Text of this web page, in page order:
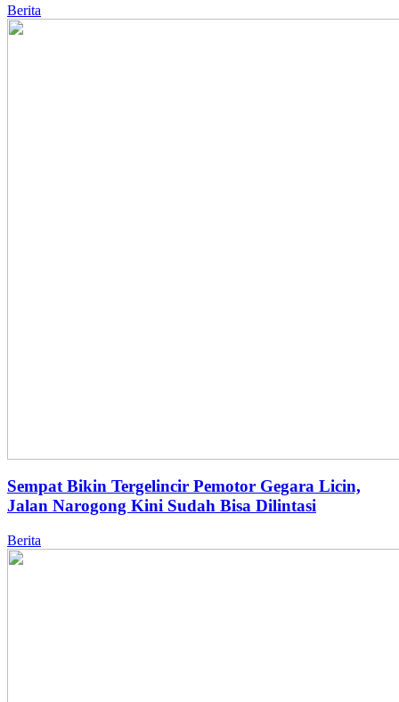
Berita
Sempat Bikin Tergelincir Pemotor Gegara Licin,
Jalan Narogong Kini Sudah Bisa Dilintasi
Berita